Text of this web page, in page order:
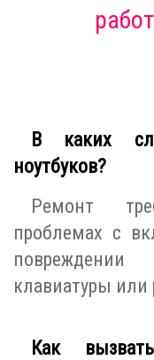
В каких
ноутбуков?
Ремонт
проблемах с
повреждении
клавиатуры или
Как